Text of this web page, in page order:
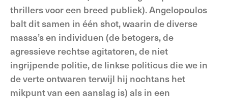
thrillers voor een breed publiek). Angelopoulos
balt dit samen in één shot, waarin de diverse
massa’s en individuen (de betogers, de
agressieve rechtse agitatoren, de niet
ingrijpende politie, de linkse politicus die we in
de verte ontwaren terwijl hij nochtans het
mikpunt van een aanslag is) als in een